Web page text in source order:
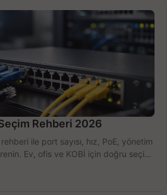
Rehberi 2026
ile port sayısı, hız, PoE, yönetim
Ev, ofis ve KOBİ için doğru seçimi